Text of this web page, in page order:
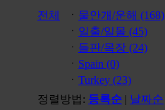
전체 ㆍ 물안개/운해 (168)
ㆍ 일출/일몰 (45)
ㆍ 들판/목장 (24)
ㆍ Spain (0)
ㆍ Turkey (23)
정렬방법: 등록순 | 날짜순